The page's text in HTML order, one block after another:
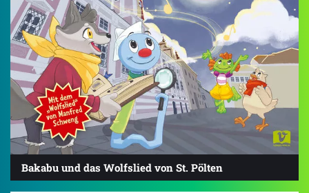
Bakabu und das Wolfslied von St. Pölten